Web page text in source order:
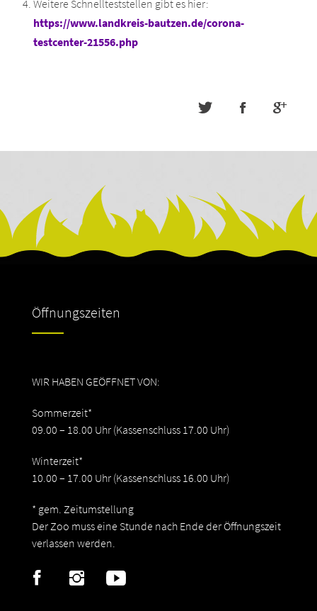
Weitere Schnellteststellen gibt es hier:
https://www.landkreis-bautzen.de/corona-
testcenter-21556.php
Öffnungszeiten
WIR HABEN GEÖFFNET VON:
Sommerzeit*
09.00 – 18.00 Uhr (Kassenschluss 17.00 Uhr)
Winterzeit*
10.00 – 17.00 Uhr (Kassenschluss 16.00 Uhr)
* gem. Zeitumstellung
Der Zoo muss eine Stunde nach Ende der Öffnungszeit
verlassen werden.